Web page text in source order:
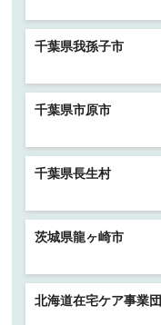
千葉県我孫子市
千葉県市原市
千葉県長生村
茨城県龍ヶ崎市
北海道在宅ケア事業団